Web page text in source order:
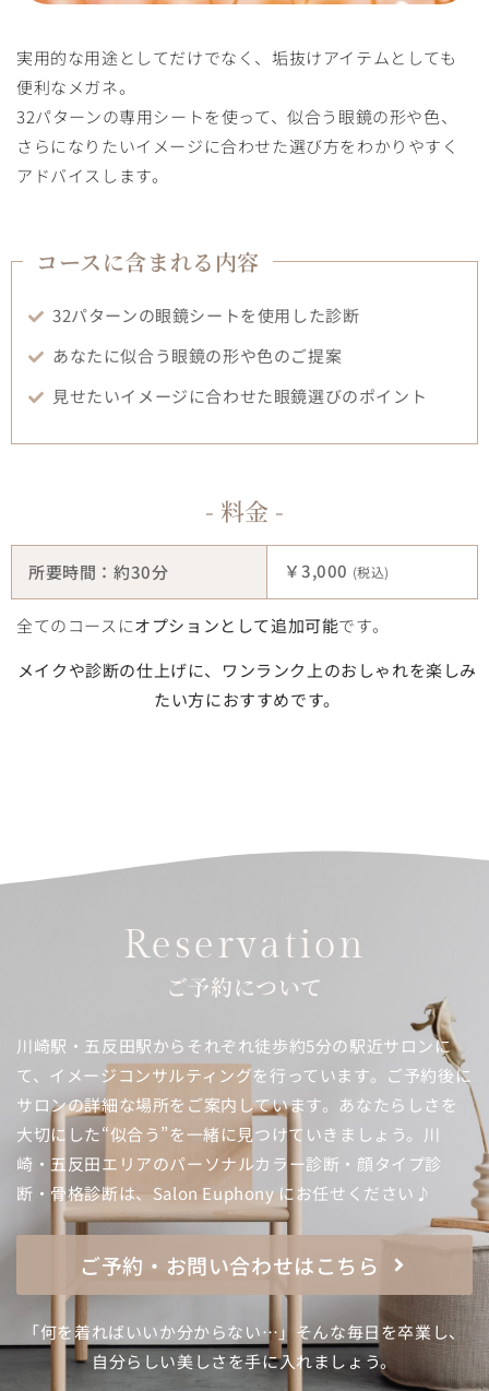
実用的な用途としてだけでなく、垢抜けアイテムとしても
便利なメガネ。
32パターンの専用シートを使って、似合う眼鏡の形や色、
さらになりたいイメージに合わせた選び方をわかりやすく
アドバイスします。
コースに含まれる内容
32パターンの眼鏡シートを使用した診断
あなたに似合う眼鏡の形や色のご提案
見せたいイメージに合わせた眼鏡選びのポイント
- 料金 -
所要時間：約30分 ￥3,000 (税込)
全てのコースにオプションとして追加可能です。
メイクや診断の仕上げに、ワンランク上のおしゃれを楽しみ
たい方におすすめです。
Reservation
ご予約について
川崎駅・五反田駅からそれぞれ徒歩約5分の駅近サロンに
て、イメージコンサルティングを行っています。ご予約後に
サロンの詳細な場所をご案内しています。あなたらしさを
大切にした“似合う”を一緒に見つけていきましょう。川
崎・五反田エリアのパーソナルカラー診断・顔タイプ診
断・骨格診断は、Salon Euphony にお任せください♪
ご予約・お問い合わせはこちら
「何を着ればいいか分からない…」そんな毎日を卒業し、
自分らしい美しさを手に入れましょう。